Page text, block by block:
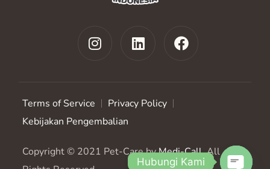
Terms of Service
Privacy Policy
Kebijakan Pengembalian
Copyright © 2021 Pet-Care byMedi-Call. All
Hubungi Kami